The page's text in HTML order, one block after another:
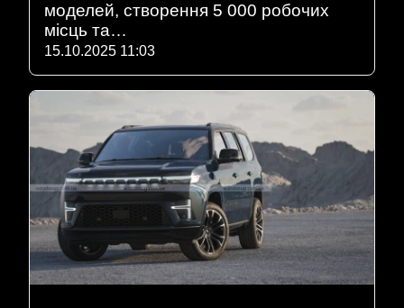
моделей, створення 5 000 робочих
місць та…
15.10.2025 11:03